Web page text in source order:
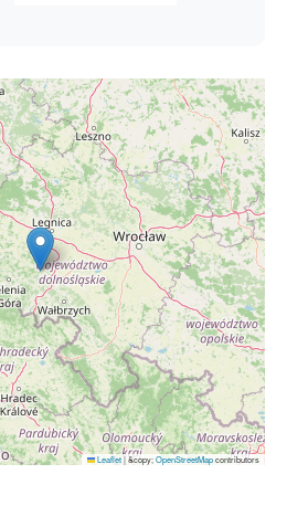
Leaflet|&copy;OpenStreetMapcontributors